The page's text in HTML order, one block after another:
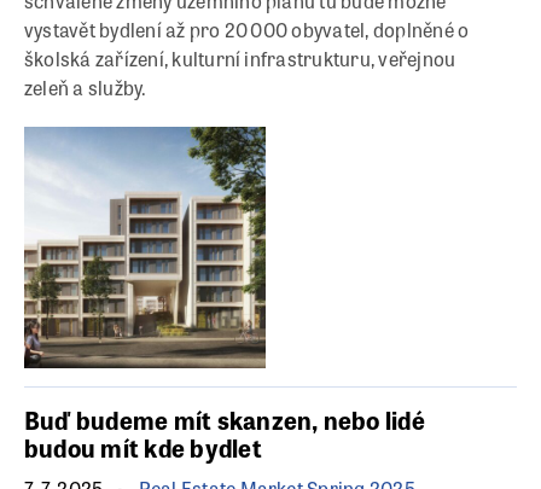
vystavět bydlení až pro 20 000 obyvatel, doplněné o
školská zařízení, kulturní infrastrukturu, veřejnou
zeleň a služby.
Buď budeme mít skanzen, nebo lidé
budou mít kde bydlet